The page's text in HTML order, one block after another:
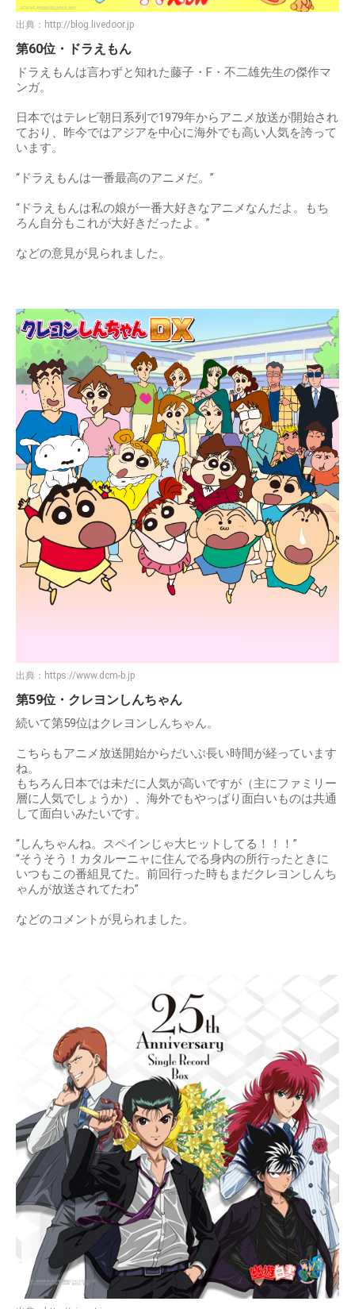
出典： http://blog.livedoor.jp
第60位・ドラえもん
ドラえもんは言わずと知れた藤子・F・不二雄先生の傑作マ
ンガ。
日本ではテレビ朝日系列で1979年からアニメ放送が開始され
ており、昨今ではアジアを中心に海外でも高い人気を誇って
います。
“ドラえもんは一番最高のアニメだ。”
“ドラえもんは私の娘が一番大好きなアニメなんだよ。もち
ろん自分もこれが大好きだったよ。”
などの意見が見られました。
出典： https://www.dcm-b.jp
第59位・クレヨンしんちゃん
続いて第59位はクレヨンしんちゃん。
こちらもアニメ放送開始からだいぶ長い時間が経っています
ね。
もちろん日本では未だに人気が高いですが（主にファミリー
層に人気でしょうか）、海外でもやっぱり面白いものは共通
して面白いみたいです。
“しんちゃんね。スペインじゃ大ヒットしてる！！！”
“そうそう！カタルーニャに住んでる身内の所行ったときに
いつもこの番組見てた。前回行った時もまだクレヨンしんち
ゃんが放送されてたわ”
などのコメントが見られました。